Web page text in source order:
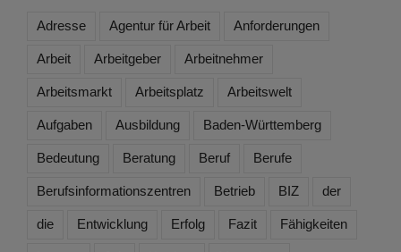
Adresse Agentur für Arbeit Anforderungen
Arbeit Arbeitgeber Arbeitnehmer
Arbeitsmarkt Arbeitsplatz Arbeitswelt
Aufgaben Ausbildung Baden-Württemberg
Bedeutung Beratung Beruf Berufe
Berufsinformationszentren Betrieb BIZ der
die Entwicklung Erfolg Fazit Fähigkeiten